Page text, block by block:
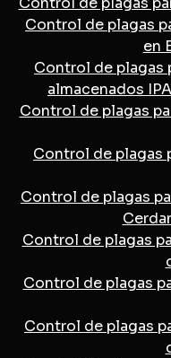
Control de plagas
en
Control de plagas
almacenados
Control de plagas
Control de plagas
Control de plagas
Control de plagas
Control de plagas
Control de plagas